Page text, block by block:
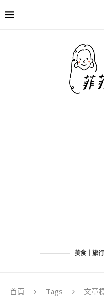
美食｜旅
首頁 Tags 文章